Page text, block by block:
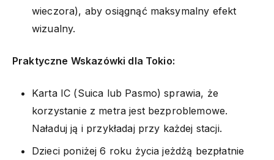
wieczora), aby osiągnąć maksymalny efekt
wizualny.
Praktyczne Wskazówki dla Tokio:
Karta IC (Suica lub Pasmo) sprawia, że
korzystanie z metra jest bezproblemowe.
Naładuj ją i przykładaj przy każdej stacji.
Dzieci poniżej 6 roku życia jeżdżą bezpłatnie